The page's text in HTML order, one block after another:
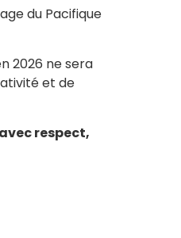
du Pacifique
2026 ne sera
et de
respect,